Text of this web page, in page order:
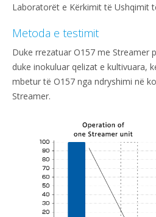
Laboratorët e Kërkimit të Ushqimit
Metoda e testimit
Duke rrezatuar O157 me Streamer
duke inokuluar qelizat e kultivuara,
mbetur të O157 nga ndryshimi në
Streamer.